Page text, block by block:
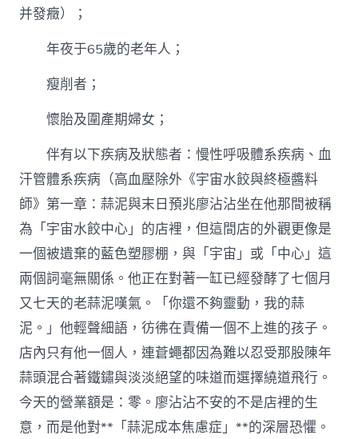
并發癥）；
年夜于65歲的老年人；
瘦削者；
懷胎及圍產期婦女；
伴有以下疾病及狀態者：慢性呼吸體系疾病、血
汗管體系疾病（高血壓除外《宇宙水餃與終極醬料
師》第一章：蒜泥與末日預兆廖沾沾坐在他那間被稱
為「宇宙水餃中心」的店裡，但這間店的外觀更像是
一個被遺棄的藍色塑膠棚，與「宇宙」或「中心」這
兩個詞毫無關係。他正在對著一缸已經發酵了七個月
又七天的老蒜泥嘆氣。「你還不夠靈動，我的蒜
泥。」他輕聲細語，彷彿在責備一個不上進的孩子。
店內只有他一個人，連蒼蠅都因為難以忍受那股陳年
蒜頭混合著鐵鏽與淡淡絕望的味道而選擇繞道飛行。
今天的營業額是：零。廖沾沾不安的不是店裡的生
意，而是他對**「蒜泥成本焦慮症」**的深層恐懼。